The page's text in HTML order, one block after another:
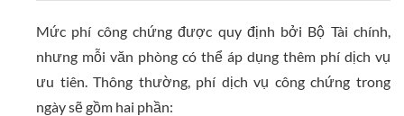
Mức phí công chứng được quy định bởi Bộ Tài chính,
nhưng mỗi văn phòng có thể áp dụng thêm phí dịch vụ
ưu tiên. Thông thường, phí dịch vụ công chứng trong
ngày sẽ gồm hai phần: